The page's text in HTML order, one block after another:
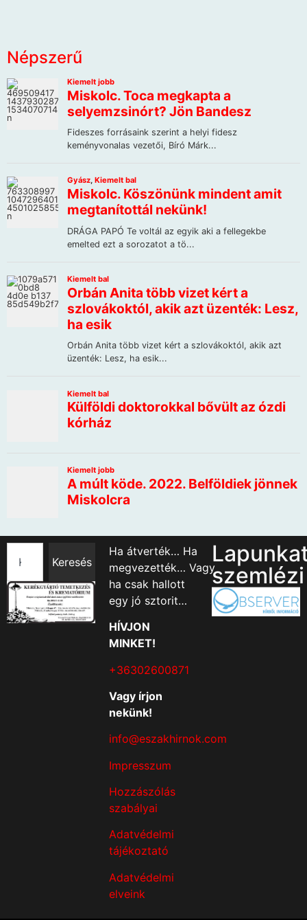
Népszerű
Keresés
Ha átverték… Ha
megvezették… Vagy
ha csak hallott
egy jó sztorit…
HÍVJON
MINKET!
+36302600871
Vagy írjon
nekünk!
info@eszakhirnok.com
Impresszum
Hozzászólás
szabályai
Adatvédelmi
tájékoztató
Adatvédelmi
elveink
szemlézi